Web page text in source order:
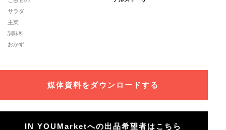
サラダ
主菜
調味料
おかず
媒体資料をダウンロードする
IN YOUMarketへの出品希望者はこちら